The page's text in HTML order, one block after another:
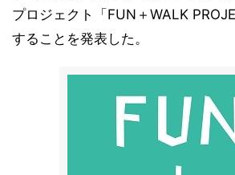
プロジェクト「FUN＋WALK
することを発表した。